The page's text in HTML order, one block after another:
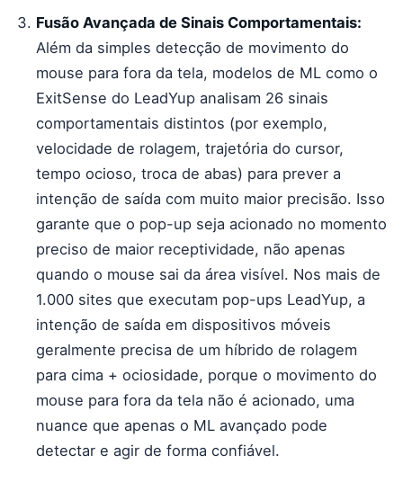
Fusão Avançada de Sinais Comportamentais:
Além da simples detecção de movimento do
mouse para fora da tela, modelos de ML como o
ExitSense do LeadYup analisam 26 sinais
comportamentais distintos (por exemplo,
velocidade de rolagem, trajetória do cursor,
tempo ocioso, troca de abas) para prever a
intenção de saída com muito maior precisão. Isso
garante que o pop-up seja acionado no momento
preciso de maior receptividade, não apenas
quando o mouse sai da área visível. Nos mais de
1.000 sites que executam pop-ups LeadYup, a
intenção de saída em dispositivos móveis
geralmente precisa de um híbrido de rolagem
para cima + ociosidade, porque o movimento do
mouse para fora da tela não é acionado, uma
nuance que apenas o ML avançado pode
detectar e agir de forma confiável.